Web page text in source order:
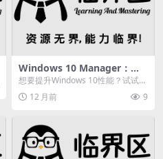
Windows 10 Manager：你
的系统优化专家
想要提升Windows 10性能？试试W
indows 10 Manager中文绿...
12 月前 9